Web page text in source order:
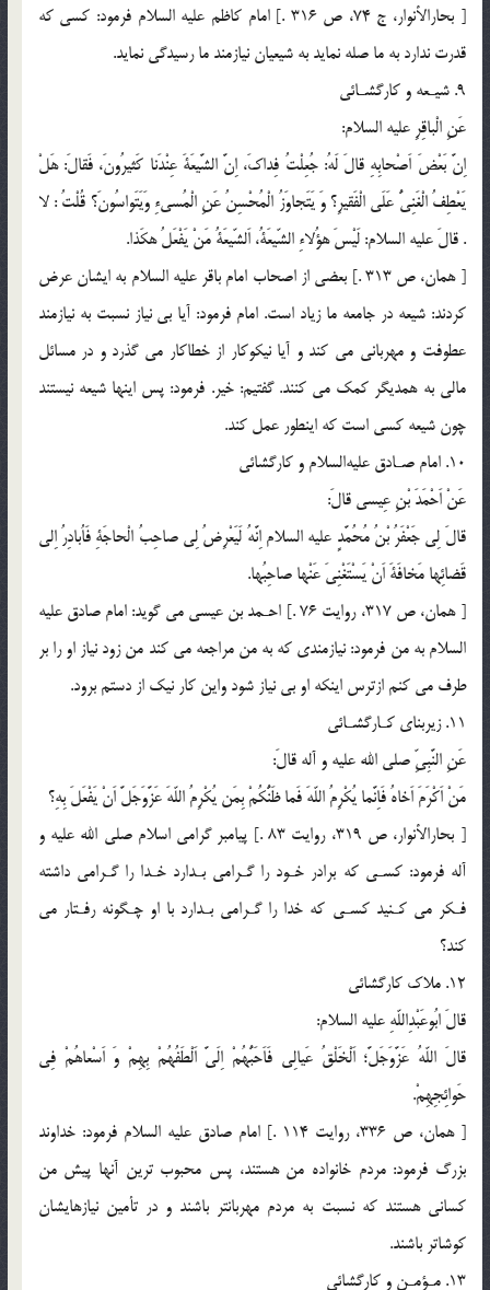
[ بحارالأنوار، ج 74، ص 316 .] امام كاظم عليه السلام فرمود: كسى كه
قدرت ندارد به ما صله نمايد به شيعيان نيازمند ما رسيدگى نمايد.
9. شيـعه و كارگشـائى
عَنِ الْباقِرِ عليه السلام:
اِنَّ بَعْضَ اَصْحابِهِ قالَ لَهُ: جُعِلْتُ فِداكَ، اِنَّ الشَّيعَةَ عِنْدَنا كَثيرُونَ، فَقالَ: هَلْ
يَعْطِفُ الْغَنِىُّ عَلَى الْفَقيرِ؟ وَ يَتَجاوَزُ الْمُحْسِنُ عَنِ الْمُسيءِ وَيَتَواسُونَ؟ قُلْتُ : لا
. قالَ عليه السلام: لَيْسَ هؤُلاءِ الشّيعَةُ، اَلشّيعَةُ مَنْ يَفْعَلُ هكَذا.
[ همان، ص 313 .] بعضى از اصحاب امام باقر عليه السلام به ايشان عرض
كردند: شيعه در جامعه ما زياد است. امام فرمود: آيا بى نياز نسبت به نيازمند
عطوفت و مهربانى مى كند و آيا نيكوكار از خطاكار مى گذرد و در مسائل
مالى به همديگر كمك مى كنند. گفتيم: خير. فرمود: پس اينها شيعه نيستند
چون شيعه كسى است كه اينطور عمل كند.
10. امام صـادق عليه‌السلام و كارگشائى
عَنْ اَحْمَدَ بْنِ عِيسى قالَ:
قالَ لِى جَعْفَرُ بْنُ مُحُمَّدٍ عليه السلام اِنَّهُ لَيَعْرِضُ لِى صاحِبُ الْحاجَةِ فَاُبادِرُ اِلى
قَضائِها مَخافَةَ اَنْ يَسْتَغْنِىَ عَنْها صاحِبُها.
[ همان، ص 317، روايت 76 .] احـمد بن عيسى مى گويد: امام صادق عليه
السلام به من فرمود: نيازمندى كه به من مراجعه مى كند من زود نياز او را بر
طرف مى كنم ازترس اينكه او بى نياز شود واين كار نيك از دستم برود.
11. زيربناى كـارگشـائى
عَنِ النَّبِىِّ صلي الله عليه و آله قالَ:
مَنْ اَكْرَمَ اَخاهُ فَاِنَّما يُكْرِمُ اللّهَ فَما ظَنُّكُمْ بِمَن يُكْرِمُ اللّهَ عَزَّوَجَلَّ اَنْ يَفْعَلَ بِهِ؟
[ بحارالأنوار، ص 319، روايت 83 .] پيامبر گرامى اسلام صلى الله عليه و
آله فرمود: كسـى كه برادر خـود را گـرامى بـدارد خـدا را گـرامى داشته
فـكر مى كـنيد كسـى كه خدا را گـرامى بـدارد با او چـگونه رفـتار مى
كند؟
12. ملاك كارگشائى
قالَ ابُوعَبْدِاللّهِ عليه السلام:
قالَ اللّهُ عَزَّوَجَلَّ؛ اَلْخَلْقُ عَيالِى فَاَحَبُّهُمْ اِلَىَّ اَلْطَفُهُمْ بِهِمْ وَ اَسْعاهُمْ فِى
حَوائِجِهِمْ.
[ همان، ص 336، روايت 114 .] امام صادق عليه السلام فرمود: خداوند
بزرگ فرمود: مردم خانواده من هستند، پس محبوب ترين آنها پيش من
كسانى هستند كه نسبت به مردم مهربانتر باشند و در تأمين نيازهايشان
كوشاتر باشند.
13. مـؤمـن و كارگشائى